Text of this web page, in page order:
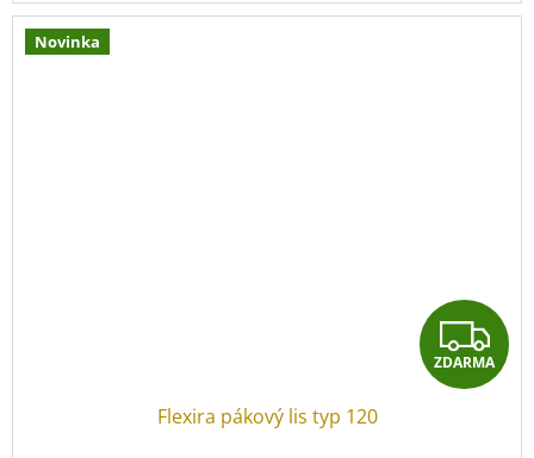
Novinka
Z
D
ZDARMA
Flexira pákový lis typ 120